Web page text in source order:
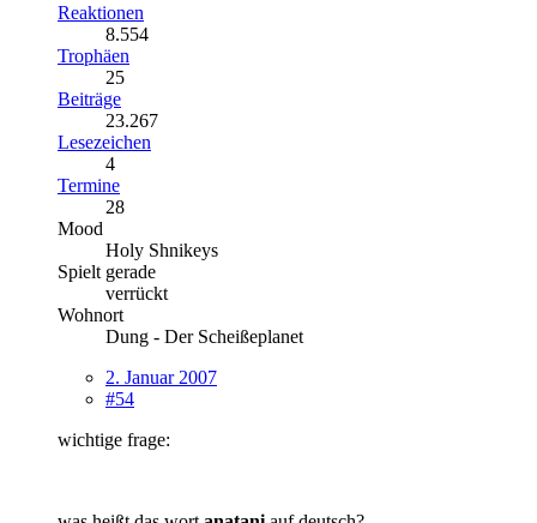
Reaktionen
8.554
Trophäen
25
Beiträge
23.267
Lesezeichen
4
Termine
28
Mood
Holy Shnikeys
Spielt gerade
verrückt
Wohnort
Dung - Der Scheißeplanet
2. Januar 2007
#54
wichtige frage: